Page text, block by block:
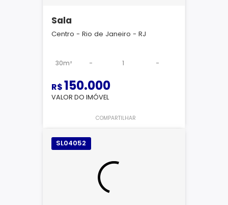
Sala
Centro - Rio de Janeiro - RJ
30m² - 1 -
R$150.000
VALOR DO IMÓVEL
COMPARTILHAR
SL04052